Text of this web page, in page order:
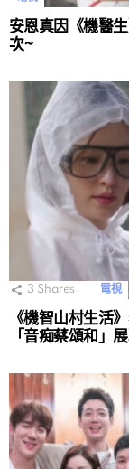
安恩真因《機醫
次~
3 Shares 電視
《機智山村生活
「音痴蔡頌和」